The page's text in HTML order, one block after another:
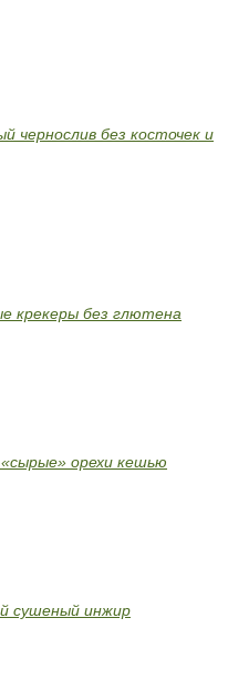
чернослив без косточек и
крекеры без глютена
орехи кешью
сушеный инжир